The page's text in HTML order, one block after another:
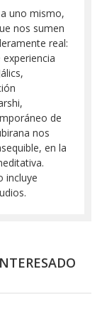
uno mismo,
nos sumen
real:
de
nos
en la
incluye